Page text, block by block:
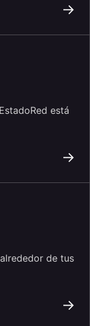
→
está
→
de tus
→